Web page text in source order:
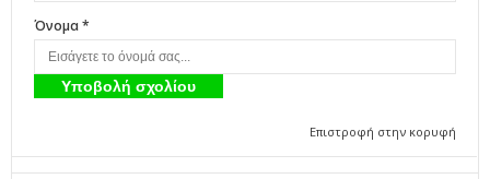
Όνομα *
Επιστροφή στην κορυφή